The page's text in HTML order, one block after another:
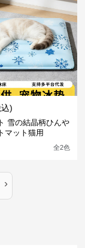
)
雪の結晶柄ひんや
マット猫用
全2色
›